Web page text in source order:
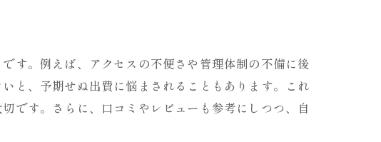
す。例えば、アクセスの不便さや管理体制の不備に後
と、予期せぬ出費に悩まされることもあります。これ
です。さらに、口コミやレビューも参考にしつつ、自